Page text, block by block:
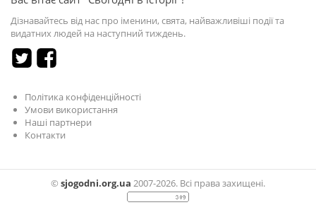
Дізнавайтесь від нас про іменини, свята, найважливіші події та
видатних людей на наступний тиждень.
Політика конфіденційності
Умови використання
Наші партнери
Контакти
© sjogodni.org.ua 2007-2026. Всі права захищені.